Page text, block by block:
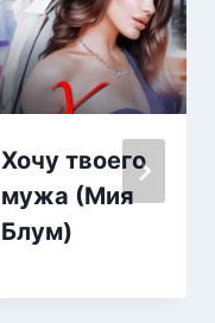
Хочу твоего
мужа (Мия
Блум)